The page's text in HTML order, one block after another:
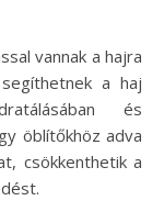
vannak a hajra
a haj
és
öblítőkhöz adva
csökkenthetik a